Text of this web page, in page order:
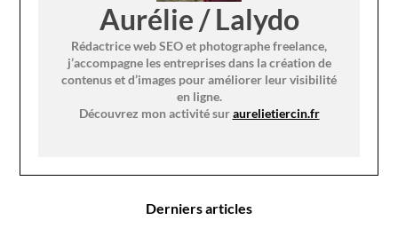
Aurélie / Lalydo
Rédactrice web SEO et photographe freelance,
j’accompagne les entreprises dans la création de
contenus et d’images pour améliorer leur visibilité
en ligne.
Découvrez mon activité suraurelietiercin.fr
Derniers articles